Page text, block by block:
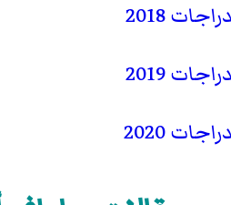
2018
2019
2020